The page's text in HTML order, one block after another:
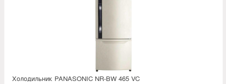
Холодильник PANASONIC NR-BW 465 VC